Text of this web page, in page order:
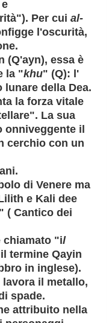
Per cui al-
l'oscurità,
(Q'ayn), essa è
la "khu" (Q): l'
della Dea.
la forza vitale
La sua
onniveggente il
cerchio con un
i.
di Venere ma
e Kali dee
" ( Cantico dei
chiamato "il
termine Qayin
in inglese).
il metallo,
spade.
attribuito nella